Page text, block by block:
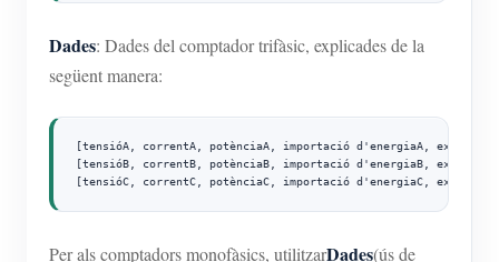
Dades: Dades del comptador trifàsic, explicades de la
següent manera:
[tensióA, correntA, potènciaA, importació d'energiaA,
[tensióB, correntB, potènciaB, importació d'energiaB,
[tensióC, correntC, potènciaC, importació d'energiaC,
Per als comptadors monofàsics, utilitzarDades(ús de